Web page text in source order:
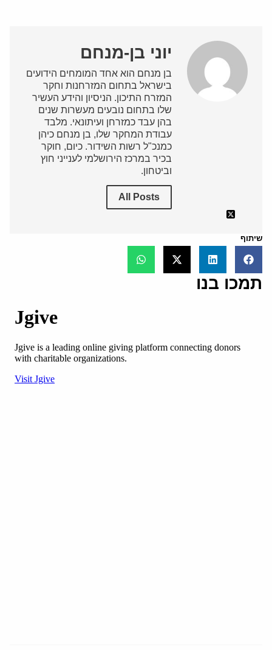
יוני בן-מנחם
בן מנחם הוא אחד המומחים הידועים
בישראל בתחום המזרחנות וחקר
המזרח התיכון. הניסיון והידע העשיר
שלו בתחום נובעים מעשרות שנים
בהן עבד כמזרחן ועיתונאי. מלבד
עבודת המחקר שלו, בן מנחם כיהן
כמנכ"ל רשות השידור. כיום, חוקר
בכיר במרכז הירושלמי לענייני חוץ
וביטחון.
All Posts
שיתוף
תמכו בנו